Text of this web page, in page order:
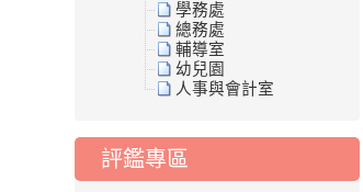
學務處
總務處
輔導室
幼兒園
人事與會計室
評鑑專區